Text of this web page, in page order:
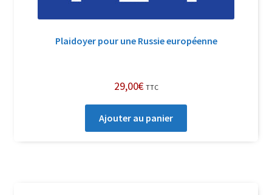
Plaidoyer pour une Russie européenne
29,00€ TTC
Ajouter au panier